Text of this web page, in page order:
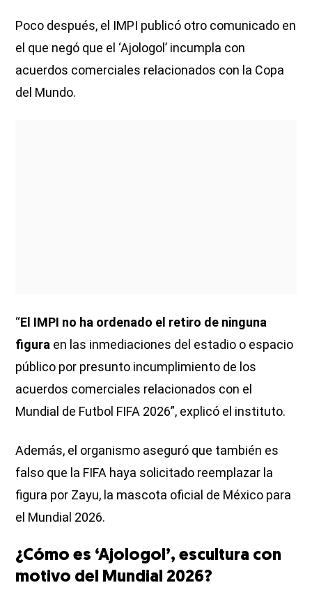
Poco después, el IMPI publicó otro comunicado en
el que negó que el ‘Ajologol’ incumpla con
acuerdos comerciales relacionados con la Copa
del Mundo.
“El IMPI no ha ordenado el retiro de ninguna
figura en las inmediaciones del estadio o espacio
público por presunto incumplimiento de los
acuerdos comerciales relacionados con el
Mundial de Futbol FIFA 2026”, explicó el instituto.
Además, el organismo aseguró que también es
falso que la FIFA haya solicitado reemplazar la
figura por Zayu, la mascota oficial de México para
el Mundial 2026.
¿Cómo es ‘Ajologol’, escultura con
motivo del Mundial 2026?